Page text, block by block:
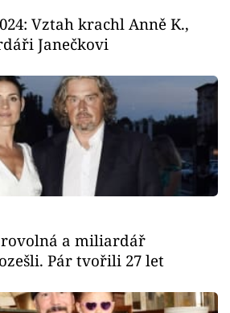
Vztah krachl Anně K.,
Janečkovi
a miliardář
Pár tvořili 27 let